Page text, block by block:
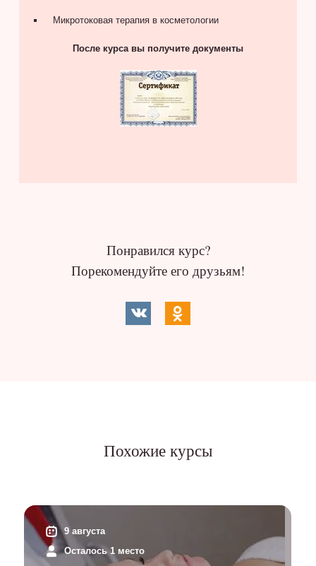
Микротоковая терапия в косметологии
После курса вы получите документы
Понравился курс?
Порекомендуйте его друзьям!
Похожие курсы
9 августа
Осталось 1 место